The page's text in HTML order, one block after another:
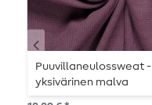
Puuvillaneulossweat -
yksivärinen malva